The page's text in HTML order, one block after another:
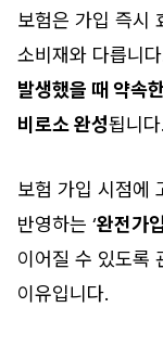
보험은 가입 즉시
소비재와 다릅니
발생했을 때 약속
비로소 완성됩니다.
보험 가입 시점에
반영하는 ‘완전가입
이어질 수 있도록
이유입니다.